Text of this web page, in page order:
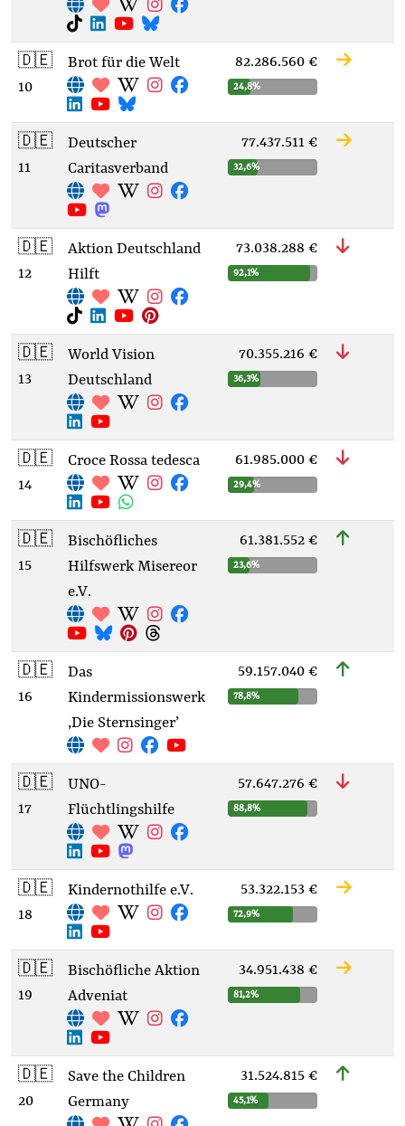
🇩🇪
10
Brot für die Welt 82.286.560 €
24,8%
🇩🇪
11
Deutscher
Caritasverband
77.437.511 €
32,6%
🇩🇪
12
Aktion Deutschland
Hilft
73.038.288 €
92,1%
🇩🇪
13
World Vision
Deutschland
70.355.216 €
36,3%
🇩🇪
14
Croce Rossa tedesca 61.985.000 €
29,4%
🇩🇪
15
Bischöfliches
Hilfswerk Misereor
e.V.
61.381.552 €
23,6%
🇩🇪
16
Das
Kindermissionswerk
‚Die Sternsinger’
59.157.040 €
78,8%
🇩🇪
17
UNO-
Flüchtlingshilfe
57.647.276 €
88,8%
🇩🇪
18
Kindernothilfe e.V. 53.322.153 €
72,9%
🇩🇪
19
Bischöfliche Aktion
Adveniat
34.951.438 €
81,2%
🇩🇪
20
Save the Children
Germany
31.524.815 €
45,1%